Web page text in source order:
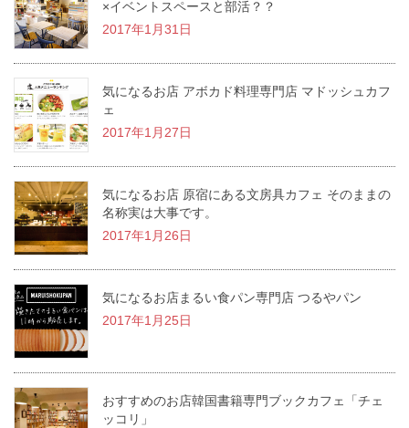
×イベントスペースと部活？？
2017年1月31日
気になるお店 アボカド料理専門店 マドッシュカフ
ェ
2017年1月27日
気になるお店 原宿にある文房具カフェ そのままの
名称実は大事です。
2017年1月26日
気になるお店まるい食パン専門店 つるやパン
2017年1月25日
おすすめのお店韓国書籍専門ブックカフェ「チェ
ッコリ」